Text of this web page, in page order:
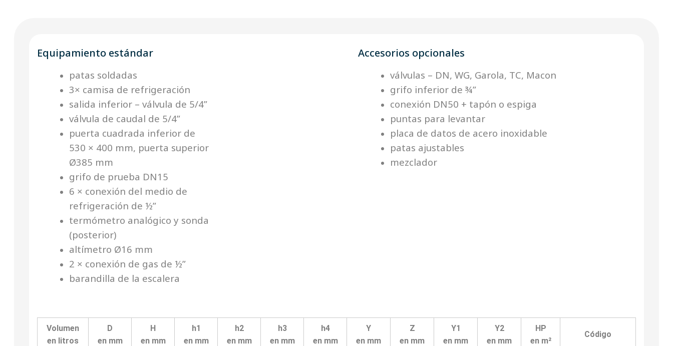
Equipamiento estándar
patas soldadas
3× camisa de refrigeración
salida inferior – válvula de 5/4”
válvula de caudal de 5/4”
puerta cuadrada inferior de
530 × 400 mm, puerta superior
Ø385 mm
grifo de prueba DN15
6 × conexión del medio de
refrigeración de ½”
termómetro analógico y sonda
(posterior)
altímetro Ø16 mm
2 × conexión de gas de ½”
barandilla de la escalera
Accesorios opcionales
válvulas – DN, WG, Garola, TC, Macon
grifo inferior de ¾”
conexión DN50 + tapón o espiga
puntas para levantar
placa de datos de acero inoxidable
patas ajustables
mezclador
Volumen
en litros
D
en mm
H
en mm
h1
en mm
h2
en mm
h3
en mm
h4
en mm
Y
en mm
Z
en mm
Y1
en mm
Y2
en mm
HP
en m²
Código